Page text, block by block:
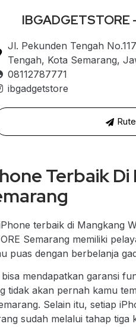
Jl. Pekunden Tengah
Tengah, Kota Semarang,
08112787771
ibgadgetstore
Terbaik
terbaik di Mangkang
Semarang memiliki
puas dengan berbelanja
mendapatkan garansi
tidak akan pernah kamu
Selain itu, setiap
sudah melalui tahap